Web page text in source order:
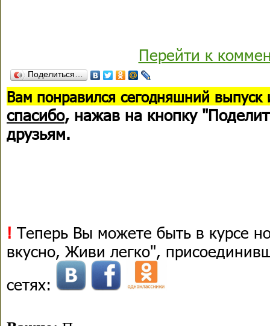
Перейти к
Поделиться…
Вам понравился сегодняшний выпуск
спасибо, нажав на кнопку
друзьям.
! Теперь Вы можете быть в курсе
вкусно, Живи легко",
сетях: